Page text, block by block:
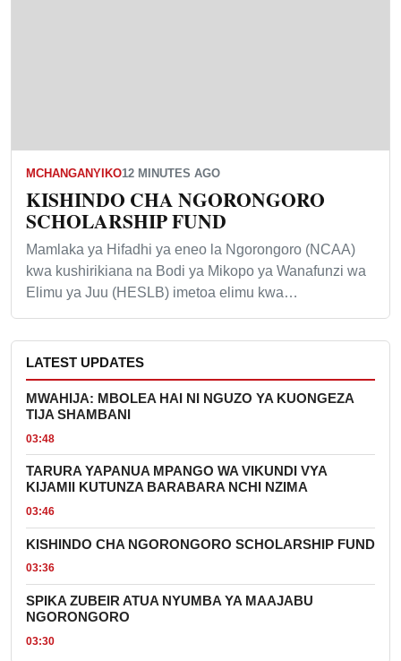
MCHANGANYIKO12 MINUTES AGO
KISHINDO CHA NGORONGORO
SCHOLARSHIP FUND
Mamlaka ya Hifadhi ya eneo la Ngorongoro (NCAA)
kwa kushirikiana na Bodi ya Mikopo ya Wanafunzi wa
Elimu ya Juu (HESLB) imetoa elimu kwa…
LATEST UPDATES
MWAHIJA: MBOLEA HAI NI NGUZO YA KUONGEZA
TIJA SHAMBANI
03:48
TARURA YAPANUA MPANGO WA VIKUNDI VYA
KIJAMII KUTUNZA BARABARA NCHI NZIMA
03:46
KISHINDO CHA NGORONGORO SCHOLARSHIP FUND
03:36
SPIKA ZUBEIR ATUA NYUMBA YA MAAJABU
NGORONGORO
03:30